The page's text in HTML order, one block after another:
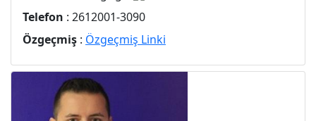
Telefon : 2612001-3090
Özgeçmiş : Özgeçmiş Linki